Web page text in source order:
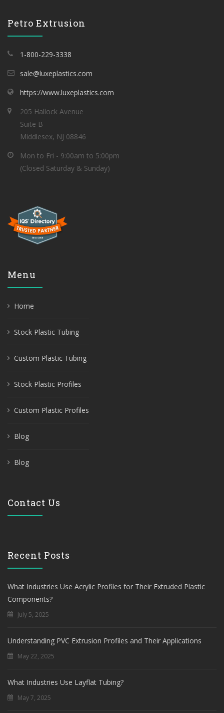
Petro Extrusion
1-800-229-3338
sale@luxeplastics.com
https://www.luxeplastics.com
205 Hallock Avenue
Suite B
Middlesex, NJ 08846
Mon to Fri - 9:00am to 5:00pm
(Closed Saturday & Sunday)
Menu
Home
Stock Plastic Tubing
Custom Plastic Tubing
Stock Plastic Profiles
Custom Plastic Profiles
Blog
Blog
Contact Us
Recent Posts
What Industries Use Acrylic Profiles for Their Extruded Plastic
Components?
July 5, 2025
Understanding PVC Extrusion Profiles and Their Applications
May 22, 2025
What Industries Use Layflat Tubing?
May 7, 2025